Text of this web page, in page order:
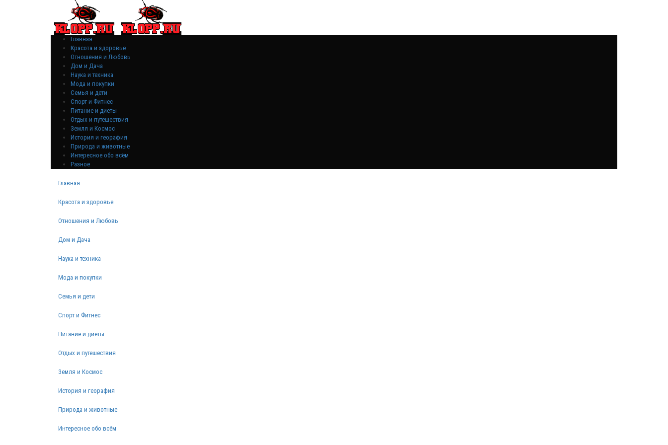
Главная
Красота и здоровье
Отношения и Любовь
Дом и Дача
Наука и техника
Мода и покупки
Семья и дети
Спорт и Фитнес
Питание и диеты
Отдых и путешествия
Земля и Космос
История и георафия
Природа и животные
Интересное обо всём
Разное
Главная
Красота и здоровье
Отношения и Любовь
Дом и Дача
Наука и техника
Мода и покупки
Семья и дети
Спорт и Фитнес
Питание и диеты
Отдых и путешествия
Земля и Космос
История и георафия
Природа и животные
Интересное обо всём